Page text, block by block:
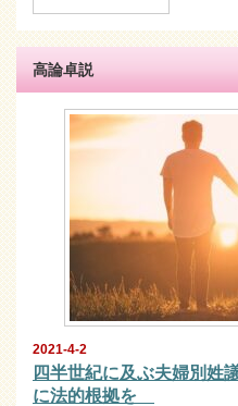
高論卓説
2021-4-2
四半世紀に及ぶ夫婦別
に法的根拠を